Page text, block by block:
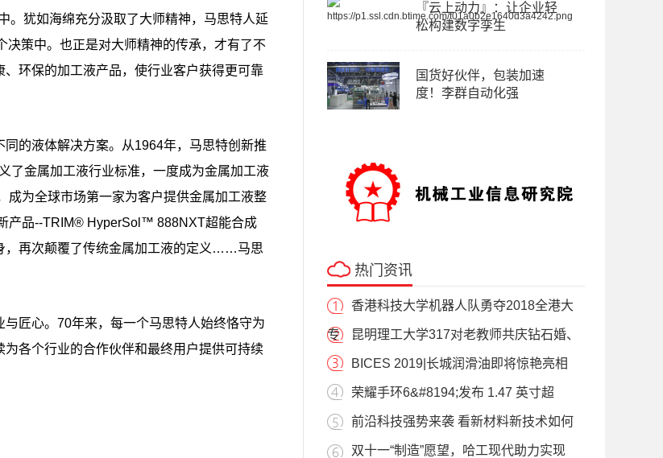
。犹如海绵充分汲取了大师精神，马思特人延
策中。也正是对大师精神的传承，才有了不
环保的加工液产品，使行业客户获得更可靠
的液体解决方案。从1964年，马思特创新推
了金属加工液行业标准，一度成为金属加工液
成为全球市场第一家为客户提供金属加工液整
产品--TRIM® HyperSol™ 888NXT超能合成
，再次颠覆了传统金属加工液的定义……马思
匠心。70年来，每一个马思特人始终恪守为
各个行业的合作伙伴和最终用户提供可持续
『云上动力』：让企业轻
松构建数字孪生
国货好伙伴，包装加速
度！李群自动化强
热门资讯
香港科技大学机器人队勇夺2018全港大
专 昆明理工大学317对老教师共庆钻石婚、
BICES 2019|长城润滑油即将惊艳亮相
荣耀手环6&#8194;发布 1.47 英寸超
前沿科技强势来袭 看新材料新技术如何
双十一“制造”愿望，哈工现代助力实现